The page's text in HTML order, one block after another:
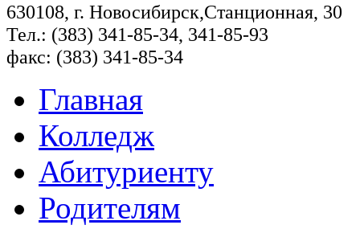
630108, г. Новосибирск,Станционная, 30
Тел.: (383) 341-85-34, 341-85-93
факс: (383) 341-85-34
Главная
Колледж
Абитуриенту
Родителям